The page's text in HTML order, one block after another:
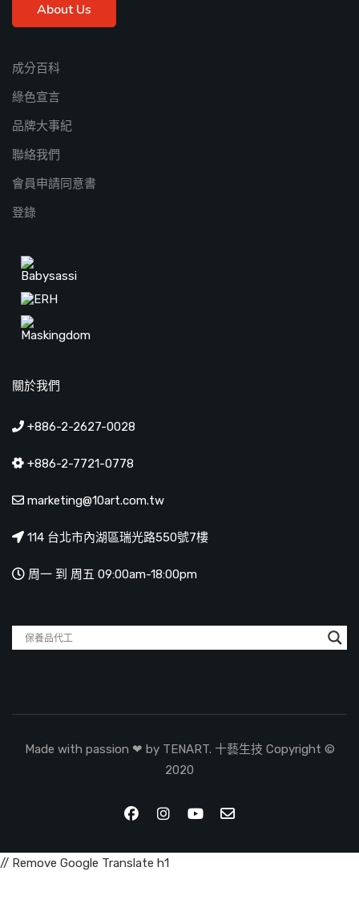
About Us
成分百科
綠色宣言
品牌大事紀
聯絡我們
會員申請同意書
登錄
關於我們
+886-2-2627-0028
+886-2-7721-0778
marketing@10art.com.tw
114 台北市內湖區瑞光路550號7樓
周一 到 周五 09:00am-18:00pm
Made with passion ❤ by TENART. 十藝生技 Copyright ©
2020
// Remove Google Translate h1